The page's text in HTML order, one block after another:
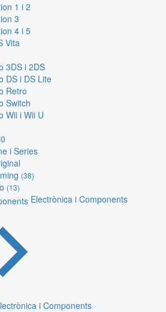
1 i 2
3
4 i 5
Vita
3DS i 2DS
DS i DS Lite
Retro
Switch
Wii i Wii U
i Series
(38)
(13)
Electrònica i Components
i Components